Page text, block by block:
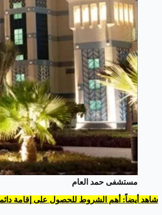
مستشفى حمد العام
شاهد أيضاً: أهم الشروط للحصول على إقامة